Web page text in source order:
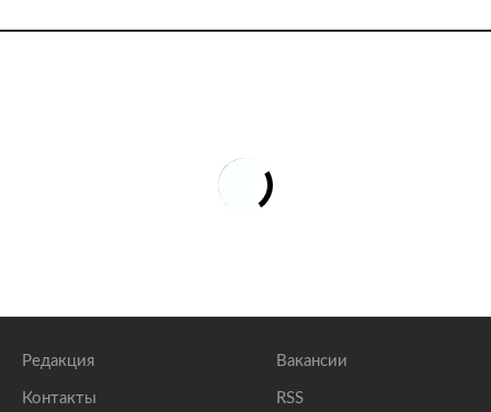
Редакция
Контакты
Вакансии
RSS